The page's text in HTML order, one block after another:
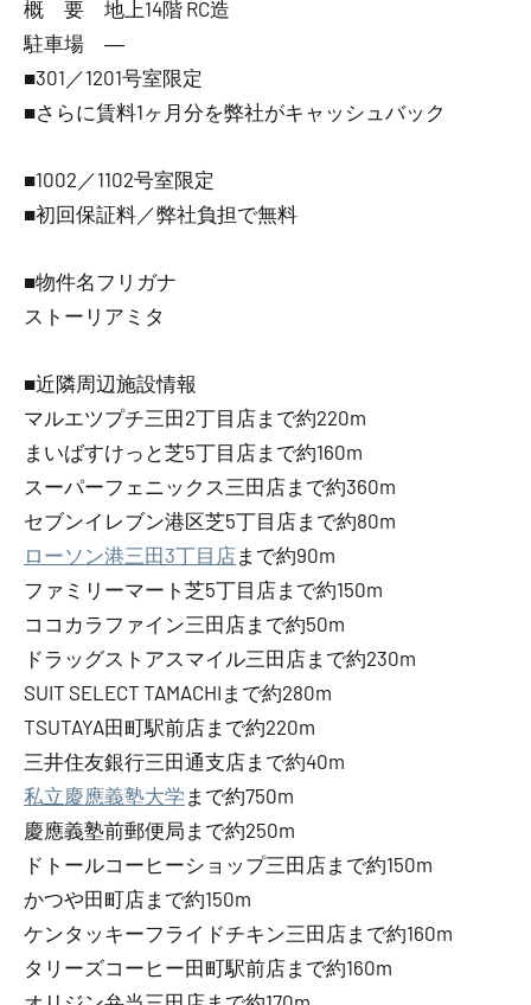
概 要 地上14階 RC造
駐車場 ―
■301／1201号室限定
■さらに賃料1ヶ月分を弊社がキャッシュバック
■1002／1102号室限定
■初回保証料／弊社負担で無料
■物件名フリガナ
ストーリアミタ
■近隣周辺施設情報
マルエツプチ三田2丁目店まで約220m
まいばすけっと芝5丁目店まで約160m
スーパーフェニックス三田店まで約360m
セブンイレブン港区芝5丁目店まで約80m
ローソン港三田3丁目店まで約90m
ファミリーマート芝5丁目店まで約150m
ココカラファイン三田店まで約50m
ドラッグストアスマイル三田店まで約230m
SUIT SELECT TAMACHIまで約280m
TSUTAYA田町駅前店まで約220m
三井住友銀行三田通支店まで約40m
私立慶應義塾大学 まで約750m
慶應義塾前郵便局まで約250m
ドトールコーヒーショップ三田店まで約150m
かつや田町店まで約150m
ケンタッキーフライドチキン三田店まで約160m
タリーズコーヒー田町駅前店まで約160m